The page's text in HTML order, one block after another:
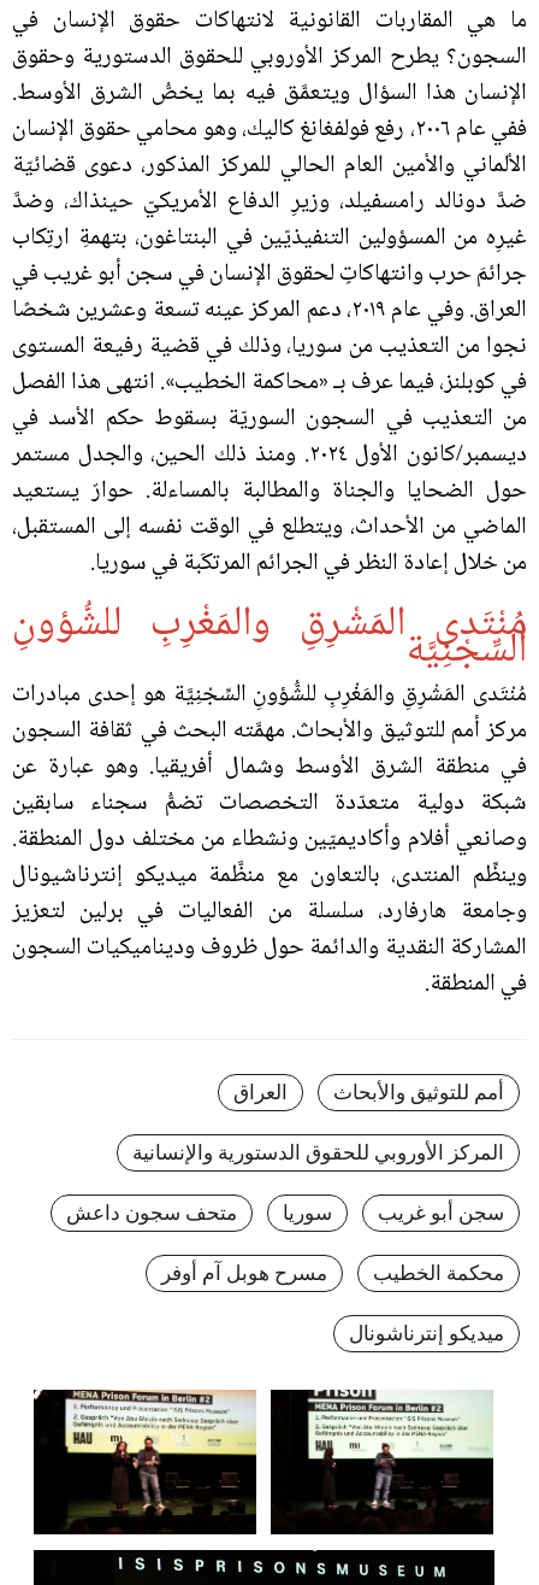
ما هي المقاربات القانونية لانتهاكات حقوق الإنسان في
السجون؟ يطرح المركز الأوروبي للحقوق الدستورية وحقوق
الإنسان هذا السؤال ويتعمَّق فيه بما يخصُّ الشرق الأوسط.
ففي عام ٢٠٠٦، رفع فولفغانغ كاليك، وهو محامي حقوق الإنسان
الألماني والأمين العام الحالي للمركز المذكور، دعوى قضائيّة
ضدَّ دونالد رامسفيلد، وزيرِ الدفاع الأمريكيّ حينذاك، وضدَّ
غيرِه من المسؤولين التنفيذيّين في البنتاغون، بتهمةِ ارتِكاب
جرائمَ حرب وانتهاكاتٍ لحقوق الإنسان في سجن أبو غريب في
العراق. وفي عام ٢٠١٩، دعم المركز عينه تسعة وعشرين شخصًا
نجوا من التعذيب من سوريا، وذلك في قضية رفيعة المستوى
في كوبلنز، فيما عرف بـ «محاكمة الخطيب». انتهى هذا الفصل
من التعذيب في السجون السوريّة بسقوط حكم الأسد في
ديسمبر/كانون الأول ٢٠٢٤. ومنذ ذلك الحين، والجدل مستمر
حول الضحايا والجناة والمطالبة بالمساءلة. حوارٌ يستعيد
الماضي من الأحداث، ويتطلع في الوقت نفسه إلى المستقبل،
من خلال إعادة النظر في الجرائم المرتكَبة في سوريا.
مُنْتَدى المَشْرِقِ والمَغْرِبِ للشُّؤونِ
السِّجْنِيَّة
مُنْتَدى المَشْرِقِ والمَغْرِبِ للشُّؤونِ السِّجْنِيَّة هو إحدى مبادرات
مركز أمم للتوثيق والأبحاث. مهمَّته البحث في ثقافة السجون
في منطقة الشرق الأوسط وشمال أفريقيا. وهو عبارة عن
شبكة دولية متعدّدة التخصصات تضمُّ سجناء سابقين
وصانعي أفلام وأكاديميّين ونشطاء من مختلف دول المنطقة.
وينظِّم المنتدى، بالتعاون مع منظَّمة ميديكو إنترناشيونال
وجامعة هارفارد، سلسلة من الفعاليات في برلين لتعزيز
المشاركة النقدية والدائمة حول ظروف وديناميكيات السجون
في المنطقة.
أمم للتوثيق والأبحاث العراق
المركز الأوروبي للحقوق الدستورية والإنسانية
سجن أبو غريب سوريا متحف سجون داعش
محكمة الخطيب مسرح هوبل آم أوفر
ميديكو إنترناشونال